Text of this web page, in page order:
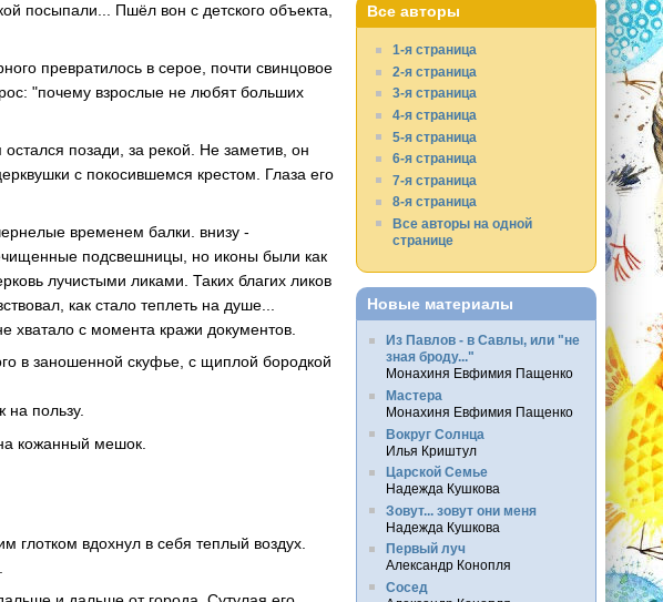
посыпали... Пшёл вон с детского объекта,
превратилось в серое, почти свинцовое
"почему взрослые не любят больших
позади, за рекой. Не заметив, он
с покосившемся крестом. Глаза его
временем балки. внизу -
подсвешницы, но иконы были как
лучистыми ликами. Таких благих ликов
как стало теплеть на душе...
хватало с момента кражи документов.
в заношенной скуфье, с щиплой бородкой
на пользу.
кожанный мешок.
глотком вдохнул в себя теплый воздух.
Все авторы
1-я страница
2-я страница
3-я страница
4-я страница
5-я страница
6-я страница
7-я страница
8-я страница
Все авторы на одной
странице
Новые материалы
Из Павлов - в Савлы, или "не
зная броду..."
Монахиня Евфимия Пащенко
Мастера
Монахиня Евфимия Пащенко
Вокруг Солнца
Илья Криштул
Царской Семье
Надежда Кушкова
Зовут... зовут они меня
Надежда Кушкова
Первый луч
Александр Конопля
Сосед